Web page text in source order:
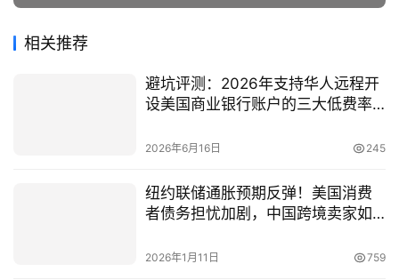
相关推荐
避坑评测：2026年支持华人远程开
设美国商业银行账户的三大低费率
2026年6月16日 245
纽约联储通胀预期反弹！美国消费
者债务担忧加剧，中国跨境卖家如
2026年1月11日 759